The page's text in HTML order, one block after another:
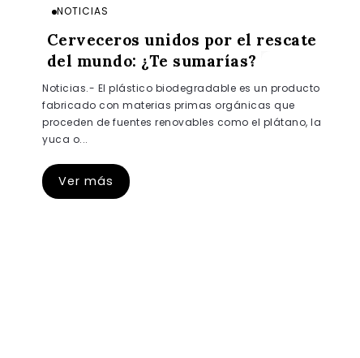
NOTICIAS
Cerveceros unidos por el rescate
del mundo: ¿Te sumarías?
Noticias.- El plástico biodegradable es un producto
fabricado con materias primas orgánicas que
proceden de fuentes renovables como el plátano, la
yuca o...
Ver más